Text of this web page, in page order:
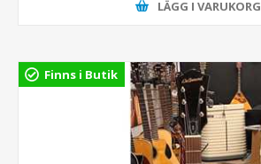
LÄGG I VARUKORG
Finns i Butik